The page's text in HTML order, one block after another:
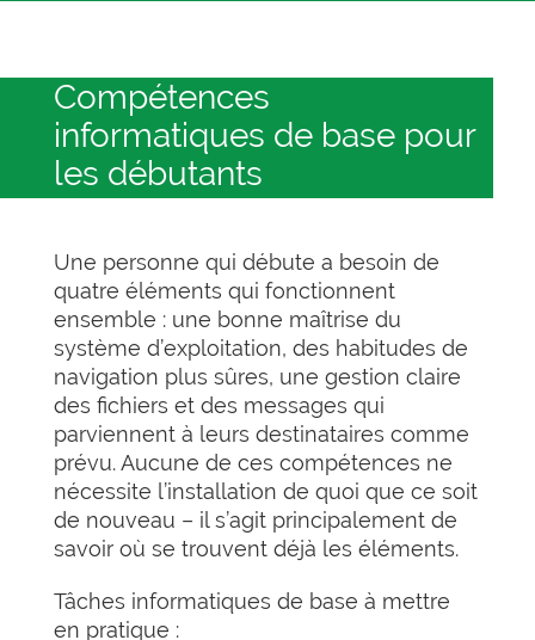
Compétences
informatiques de base pour
les débutants
Une personne qui débute a besoin de
quatre éléments qui fonctionnent
ensemble : une bonne maîtrise du
système d’exploitation, des habitudes de
navigation plus sûres, une gestion claire
des fichiers et des messages qui
parviennent à leurs destinataires comme
prévu. Aucune de ces compétences ne
nécessite l’installation de quoi que ce soit
de nouveau – il s’agit principalement de
savoir où se trouvent déjà les éléments.
Tâches informatiques de base à mettre
en pratique :